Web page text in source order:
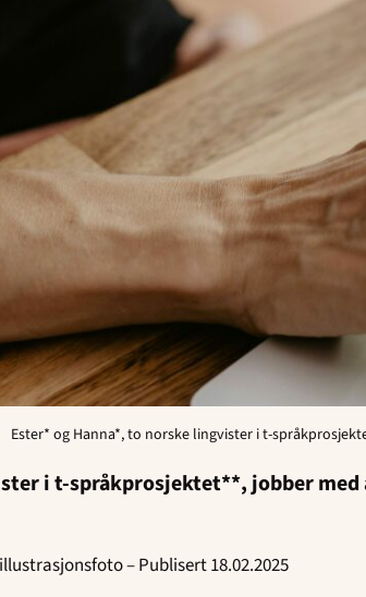
Ester* og Hanna*, to norske lingvister i t-
i t-språkprosjektet**, jobber med
– Publisert 18.02.2025